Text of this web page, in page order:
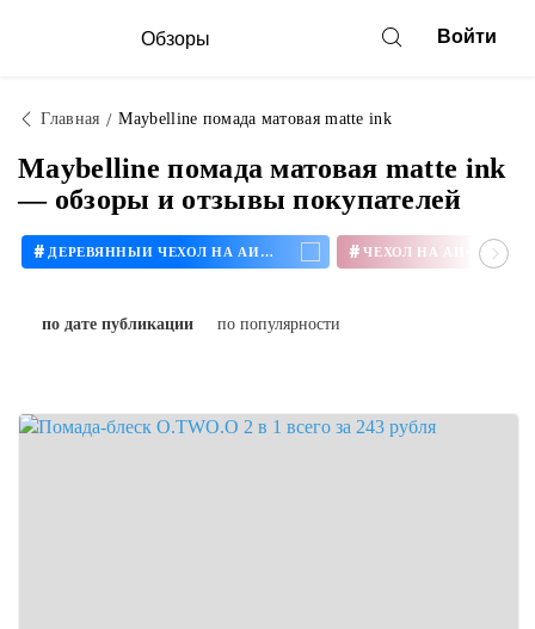
Обзоры Войти
Главная Maybelline помада матовая matte ink
Maybelline помада матовая matte ink
— обзоры и отзывы покупателей
# ДЕРЕВЯННЫЙ ЧЕХОЛ НА АЙФОН # ЧЕХОЛ НА АЙФОН 11
по дате публикации по популярности